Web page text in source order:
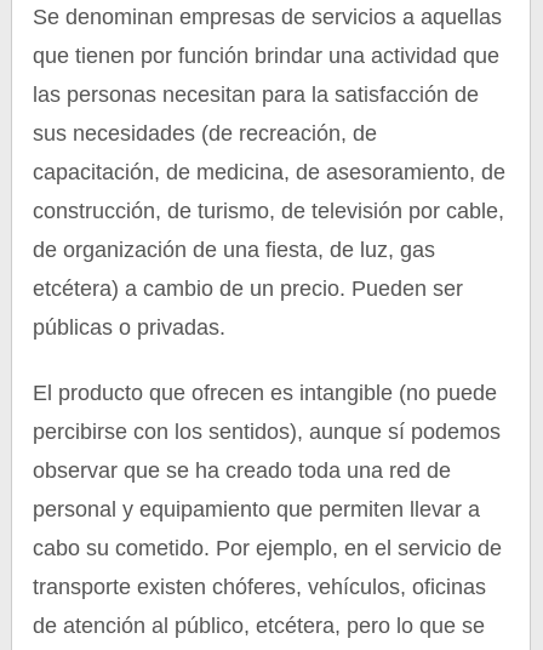
Se denominan empresas de servicios a aquellas
que tienen por función brindar una actividad que
las personas necesitan para la satisfacción de
sus necesidades (de recreación, de
capacitación, de medicina, de asesoramiento, de
construcción, de turismo, de televisión por cable,
de organización de una fiesta, de luz, gas
etcétera) a cambio de un precio. Pueden ser
públicas o privadas.
El producto que ofrecen es intangible (no puede
percibirse con los sentidos), aunque sí podemos
observar que se ha creado toda una red de
personal y equipamiento que permiten llevar a
cabo su cometido. Por ejemplo, en el servicio de
transporte existen chóferes, vehículos, oficinas
de atención al público, etcétera, pero lo que se